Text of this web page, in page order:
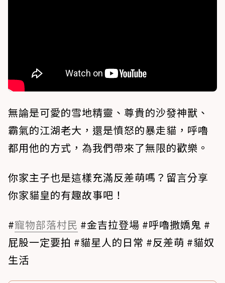
無論是可愛的雪地精靈、尊貴的沙發神獸、
霸氣的江湖老大，還是憤怒的暴走貓，呼嚕
都用他的方式，為我們帶來了無限的歡樂。
你家主子也是這樣充滿反差萌嗎？留言分享
你家貓皇的有趣故事吧！
#寵物部落村民 #金吉拉登場 #呼嚕撒嬌鬼 #
屁股一定要拍 #貓星人的日常 #反差萌 #貓奴
生活